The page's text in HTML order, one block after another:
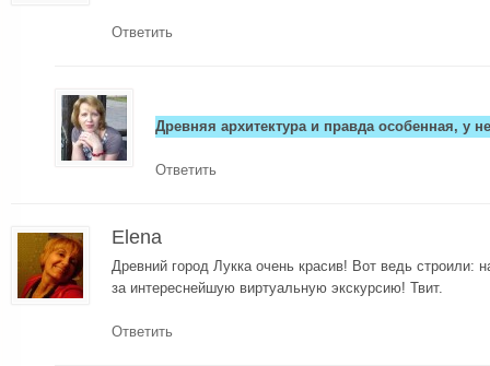
Ответить
Древняя архитектура и правда особенная, у
Ответить
Elena
Древний город Лукка очень красив! Вот ведь строили:
за интереснейшую виртуальную экскурсию! Твит.
Ответить